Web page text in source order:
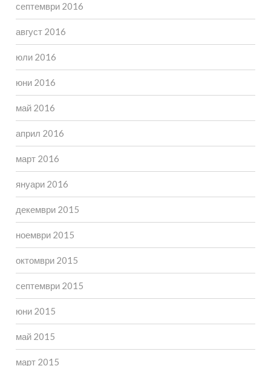
септември 2016
август 2016
юли 2016
юни 2016
май 2016
април 2016
март 2016
януари 2016
декември 2015
ноември 2015
октомври 2015
септември 2015
юни 2015
май 2015
март 2015